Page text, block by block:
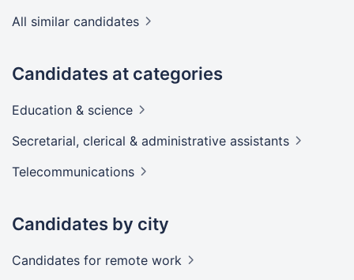
All similar candidates
Candidates at categories
Education & science
Secretarial, clerical & administrative assistants
Telecommunications
Candidates by city
Candidates for remote work